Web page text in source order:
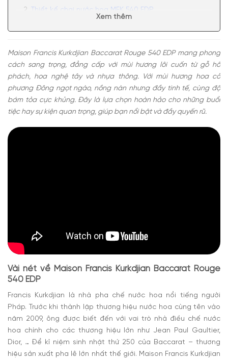
Thiết kế chai nước hoa MFK 540 EDP
540 EDP sang trọng, cuốn hút
540 EDP
Xem thêm
Maison Francis Kurkdjian Baccarat Rouge 540 EDP mang phong
cách sang trọng, đẳng cấp với mùi hương lôi cuốn từ gỗ hổ
phách, hoa nghệ tây và nhựa thông. Với mùi hương hoa cỏ
phương Đông ngọt ngào, nồng nàn nhưng đầy tinh tế, cùng độ
bám tỏa cực khủng. Đây là lựa chọn hoàn hảo cho những buổi
tiệc hay sự kiện quan trọng, giúp bạn nổi bật và đầy quyến rũ.
Vài nét về Maison Francis Kurkdjian Baccarat Rouge
540 EDP
Francis Kurkdjian là nhà pha chế nước hoa nổi tiếng người
Pháp. Trước khi thành lập thương hiệu nước hoa cùng tên vào
năm 2009, ông được biết đến với vai trò nhà điều chế nước
hoa chính cho các thương hiệu lớn như Jean Paul Gaultier,
Dior, … Để kỉ niệm sinh nhật thứ 250 của Baccarat – thương
hiệu sản xuất pha lê lớn nhất thế giới. Maison Francis Kurkdjian